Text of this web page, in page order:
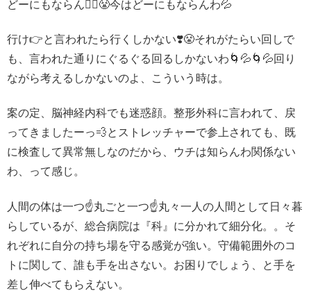
どーにもならん🤷‍♀️😤今はどーにもならんわ💦
行け👉と言われたら行くしかない❣️😤それがたらい回しで
も、言われた通りにぐるぐる回るしかないわ🌀💦🌀💦回り
ながら考えるしかないのよ、こういう時は。
案の定、脳神経内科でも迷惑顔。整形外科に言われて、戻
ってきましたーっ💨とストレッチャーで参上されても、既
に検査して異常無しなのだから、ウチは知らんわ関係ない
わ、って感じ。
人間の体は一つ☝️丸ごと一つ☝️丸々一人の人間として日々暮
らしているが、総合病院は『科』に分かれて細分化。。そ
れぞれに自分の持ち場を守る感覚が強い。守備範囲外のコ
トに関して、誰も手を出さない。お困りでしょう、と手を
差し伸べてもらえない。